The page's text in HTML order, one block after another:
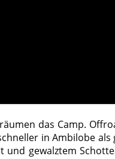
das Camp.
in Ambilobe
und gewalztem